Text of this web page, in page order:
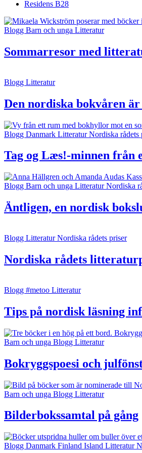
Residens B28
Blogg Barn och unga Litteratur
Sommarresor med
Blogg Litteratur
Den nordiska bokvåren
Blogg Danmark LitteraturNordiska rådets
Tag og Læs!-minnen från
Blogg Barn och unga LitteraturNordiska
Äntligen, en nordisk
Blogg LitteraturNordiska rådets priser
Nordiska rådets
Blogg #metoo Litteratur
Tips på nordisk läsning
Barn och unga Blogg Litteratur
Bokryggspoesi och
Barn och unga Blogg Litteratur
Bilderbokssamtal på gång
Blogg Danmark Finland Island Litteratur